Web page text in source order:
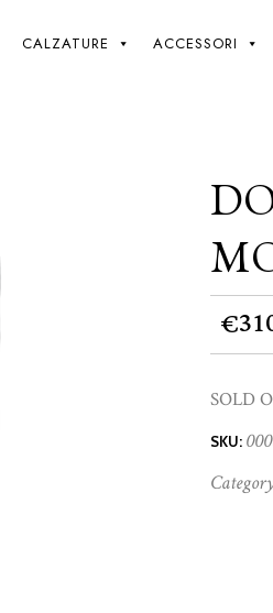
CALZATURE ACCESSORI
Doucal’s –
€
SOLD
SKU: